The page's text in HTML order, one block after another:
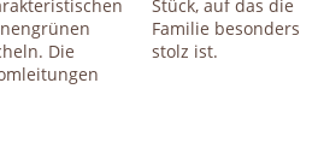
stolz ist.